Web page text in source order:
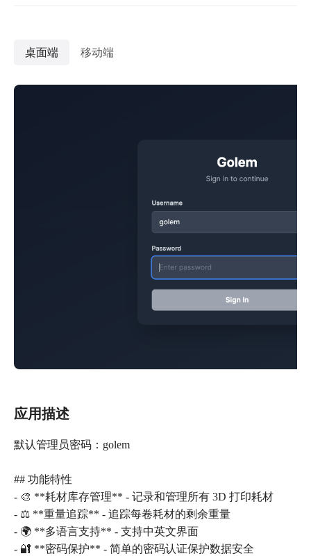
桌面端 移动端
应用描述
默认管理员密码：golem
## 功能特性
- 🎨 **耗材库存管理** - 记录和管理所有 3D 打印耗材
- ⚖️ **重量追踪** - 追踪每卷耗材的剩余重量
- 🌍 **多语言支持** - 支持中英文界面
- 🔐 **密码保护** - 简单的密码认证保护数据安全